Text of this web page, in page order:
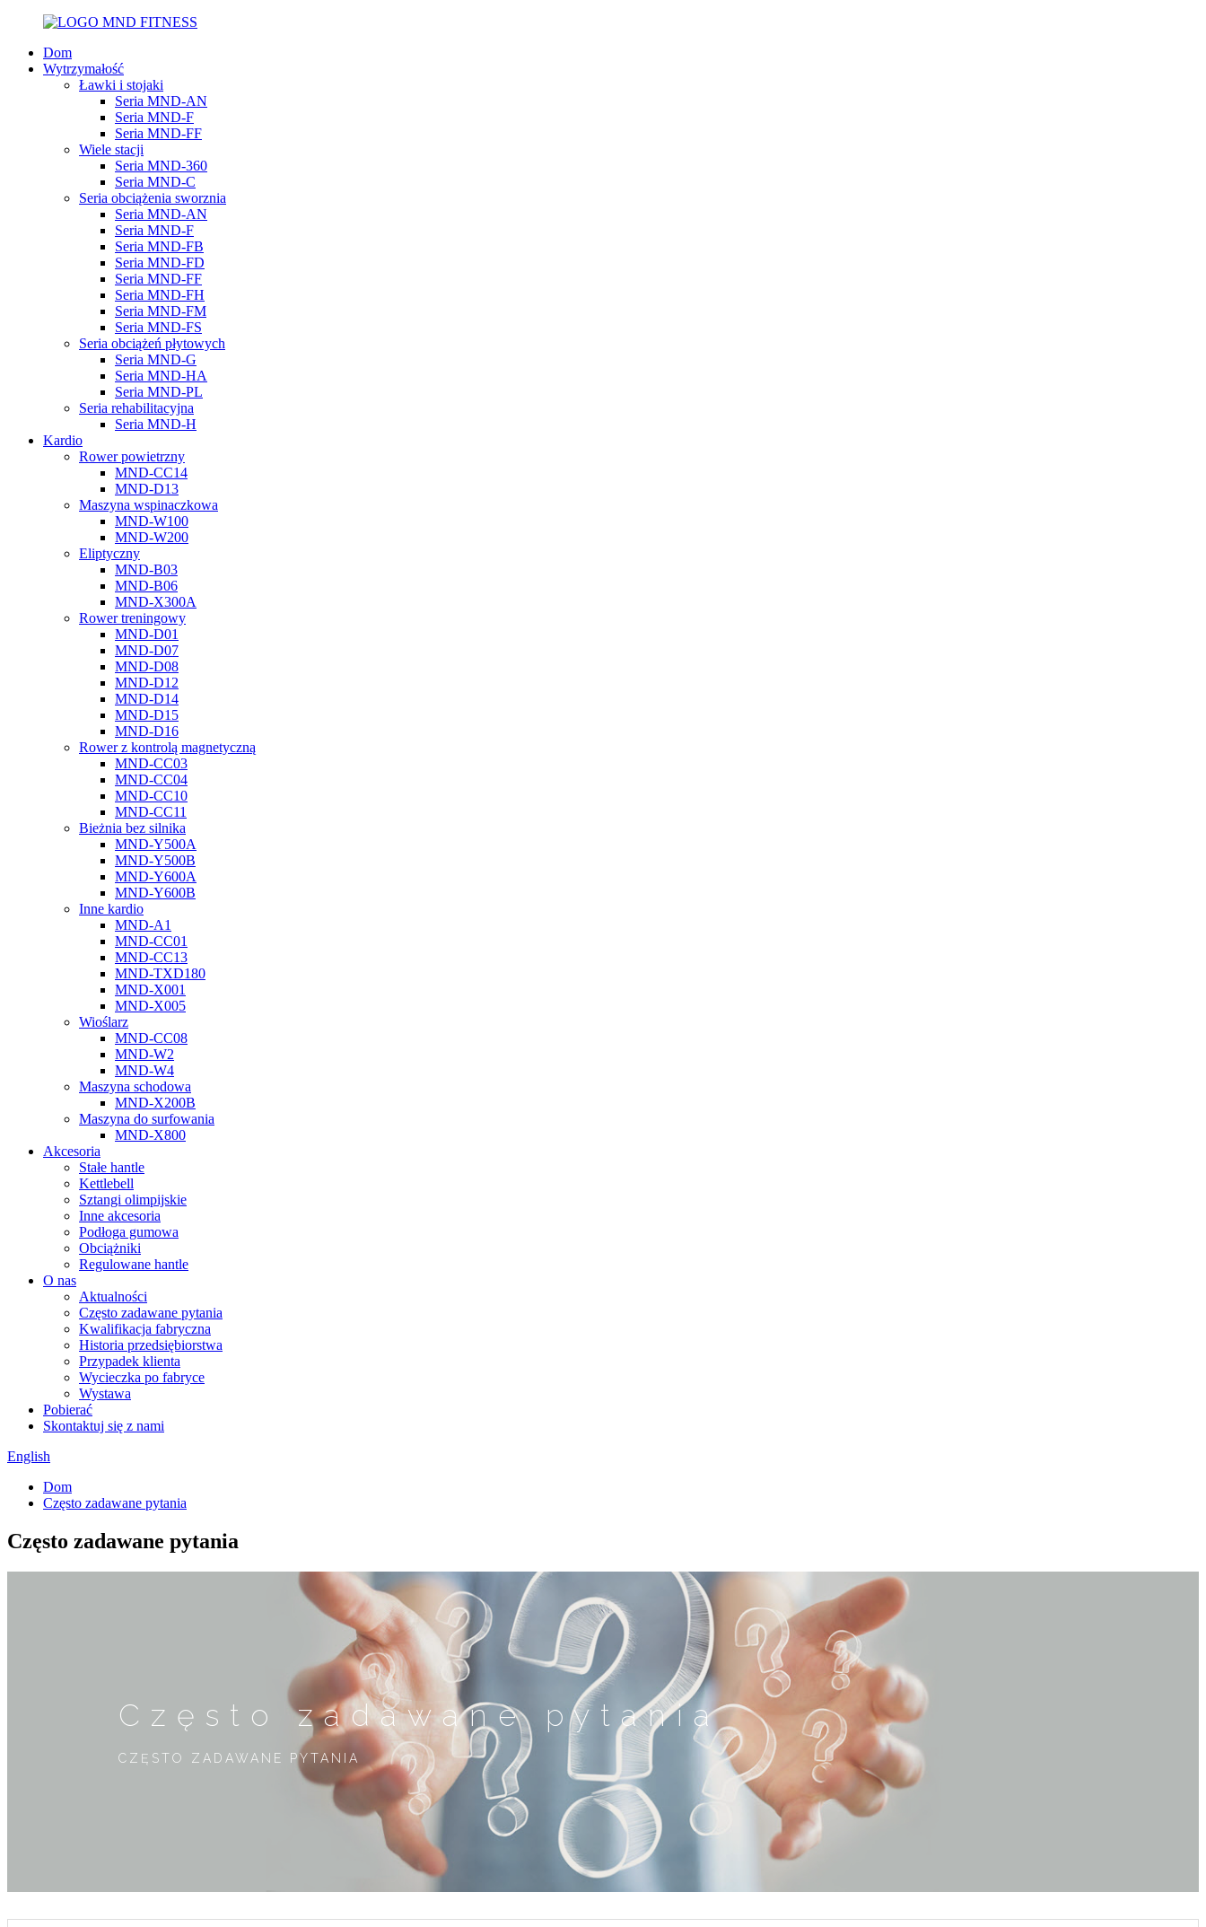
Dom
Wytrzymałość
Ławki i stojaki
Seria MND-AN
Seria MND-F
Seria MND-FF
Wiele stacji
Seria MND-360
Seria MND-C
Seria obciążenia sworznia
Seria MND-AN
Seria MND-F
Seria MND-FB
Seria MND-FD
Seria MND-FF
Seria MND-FH
Seria MND-FM
Seria MND-FS
Seria obciążeń płytowych
Seria MND-G
Seria MND-HA
Seria MND-PL
Seria rehabilitacyjna
Seria MND-H
Kardio
Rower powietrzny
MND-CC14
MND-D13
Maszyna wspinaczkowa
MND-W100
MND-W200
Eliptyczny
MND-B03
MND-B06
MND-X300A
Rower treningowy
MND-D01
MND-D07
MND-D08
MND-D12
MND-D14
MND-D15
MND-D16
Rower z kontrolą magnetyczną
MND-CC03
MND-CC04
MND-CC10
MND-CC11
Bieżnia bez silnika
MND-Y500A
MND-Y500B
MND-Y600A
MND-Y600B
Inne kardio
MND-A1
MND-CC01
MND-CC13
MND-TXD180
MND-X001
MND-X005
Wioślarz
MND-CC08
MND-W2
MND-W4
Maszyna schodowa
MND-X200B
Maszyna do surfowania
MND-X800
Akcesoria
Stałe hantle
Kettlebell
Sztangi olimpijskie
Inne akcesoria
Podłoga gumowa
Obciążniki
Regulowane hantle
O nas
Aktualności
Często zadawane pytania
Kwalifikacja fabryczna
Historia przedsiębiorstwa
Przypadek klienta
Wycieczka po fabryce
Wystawa
Pobierać
Skontaktuj się z nami
English
Dom
Często zadawane pytania
Często zadawane pytania
Często zadawane pytania
CZĘSTO ZADAWANE PYTANIA